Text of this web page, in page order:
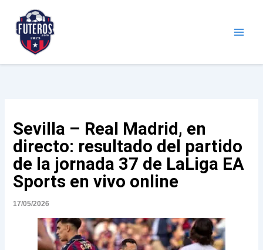
contenido
Sevilla – Real Madrid, en
directo: resultado del partido
de la jornada 37 de LaLiga EA
Sports en vivo online
17/05/2026